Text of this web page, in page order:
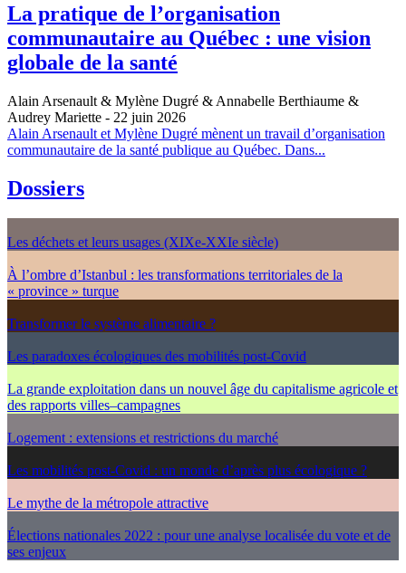
La pratique de l’organisation
communautaire au Québec : une vision
globale de la santé
Alain Arsenault & Mylène Dugré & Annabelle Berthiaume &
Audrey Mariette - 22 juin 2026
Alain Arsenault et Mylène Dugré mènent un travail d’organisation
communautaire de la santé publique au Québec. Dans...
Dossiers
Les déchets et leurs usages (XIXe-XXIe siècle)
À l’ombre d’Istanbul : les transformations territoriales de la
« province » turque
Transformer le système alimentaire ?
Les paradoxes écologiques des mobilités post-Covid
La grande exploitation dans un nouvel âge du capitalisme agricole et
des rapports villes–campagnes
Logement : extensions et restrictions du marché
Les mobilités post-Covid : un monde d’après plus écologique ?
Le mythe de la métropole attractive
Élections nationales 2022 : pour une analyse localisée du vote et de
ses enjeux